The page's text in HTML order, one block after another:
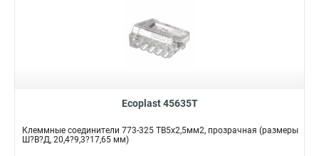
Ecoplast 45635T
Клеммные соединители 773-325 ТВ5х2,5мм2, прозрачная (размеры
Ш?В?Д, 20,4?9,3?17,65 мм)